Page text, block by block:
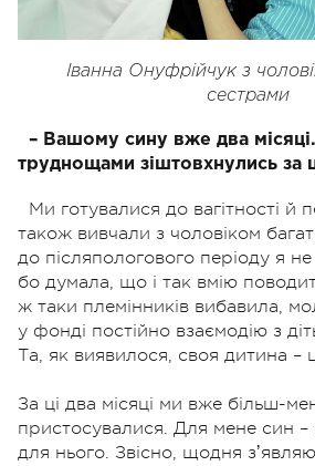
Іванна Онуфрійчук з
сестрами
– Вашому сину вже два
труднощами зіштовхнулись за
Ми готувалися до вагітності й
також вивчали з чоловіком
до післяпологового періоду я не
бо думала, що і так вмію
ж таки племінників вибавила,
у фонді постійно взаємодію з
Та, як виявилося, своя дитина –
За ці два місяці ми вже більш-
пристосувалися. Для мене син –
для нього. Звісно, щодня